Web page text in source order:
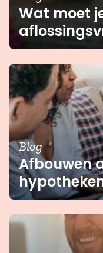
Wat moet
Blog
Afbouwen